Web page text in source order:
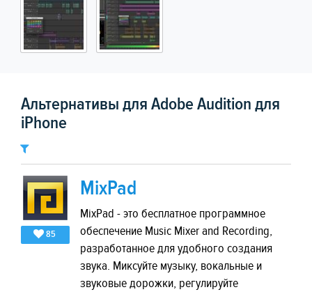
Альтернативы для Adobe Audition для
iPhone
85
MixPad
MixPad - это бесплатное программное
обеспечение Music Mixer and Recording,
разработанное для удобного создания
звука. Миксуйте музыку, вокальные и
звуковые дорожки, регулируйте